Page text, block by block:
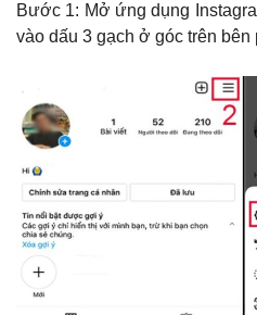
Bước 1: Mở ứng dụng
vào dấu 3 gạch ở góc trên